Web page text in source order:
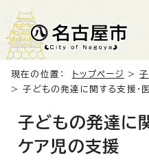
現在の位置： トップページ >
> 子どもの発達に関する支援・
子どもの発達に
ケア児の支援